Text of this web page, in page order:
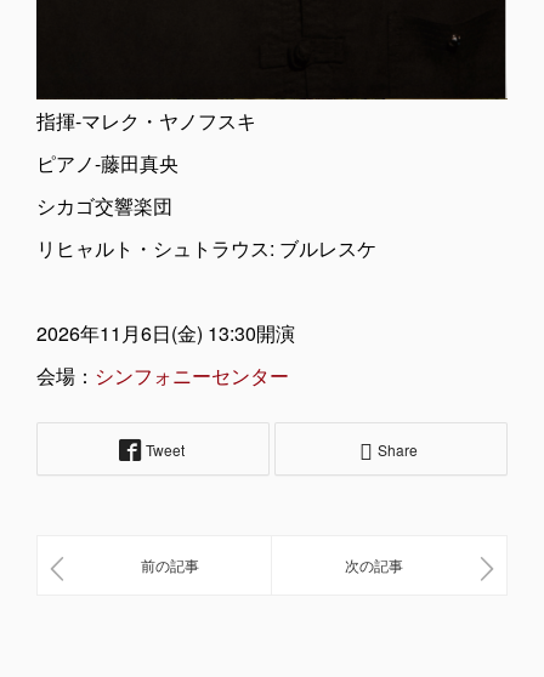
指揮-マレク・ヤノフスキ
ピアノ-藤田真央
シカゴ交響楽団
リヒャルト・シュトラウス: ブルレスケ
2026年11月6日(金) 13:30開演
会場： シンフォニーセンター
Tweet Share
前の記事 次の記事